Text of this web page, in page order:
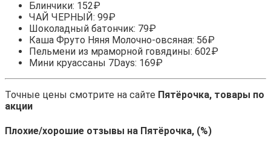
Блинчики: 152₽
ЧАЙ ЧЕРНЫЙ: 99₽
Шоколадный батончик: 79₽
Каша Фруто Няня Молочно-овсяная: 56₽
Пельмени из мраморной говядины: 602₽
Мини круассаны 7Days: 169₽
Точные цены смотрите на сайте Пятёрочка, товары по
акции
Плохие/хорошие отзывы на Пятёрочка, (%)